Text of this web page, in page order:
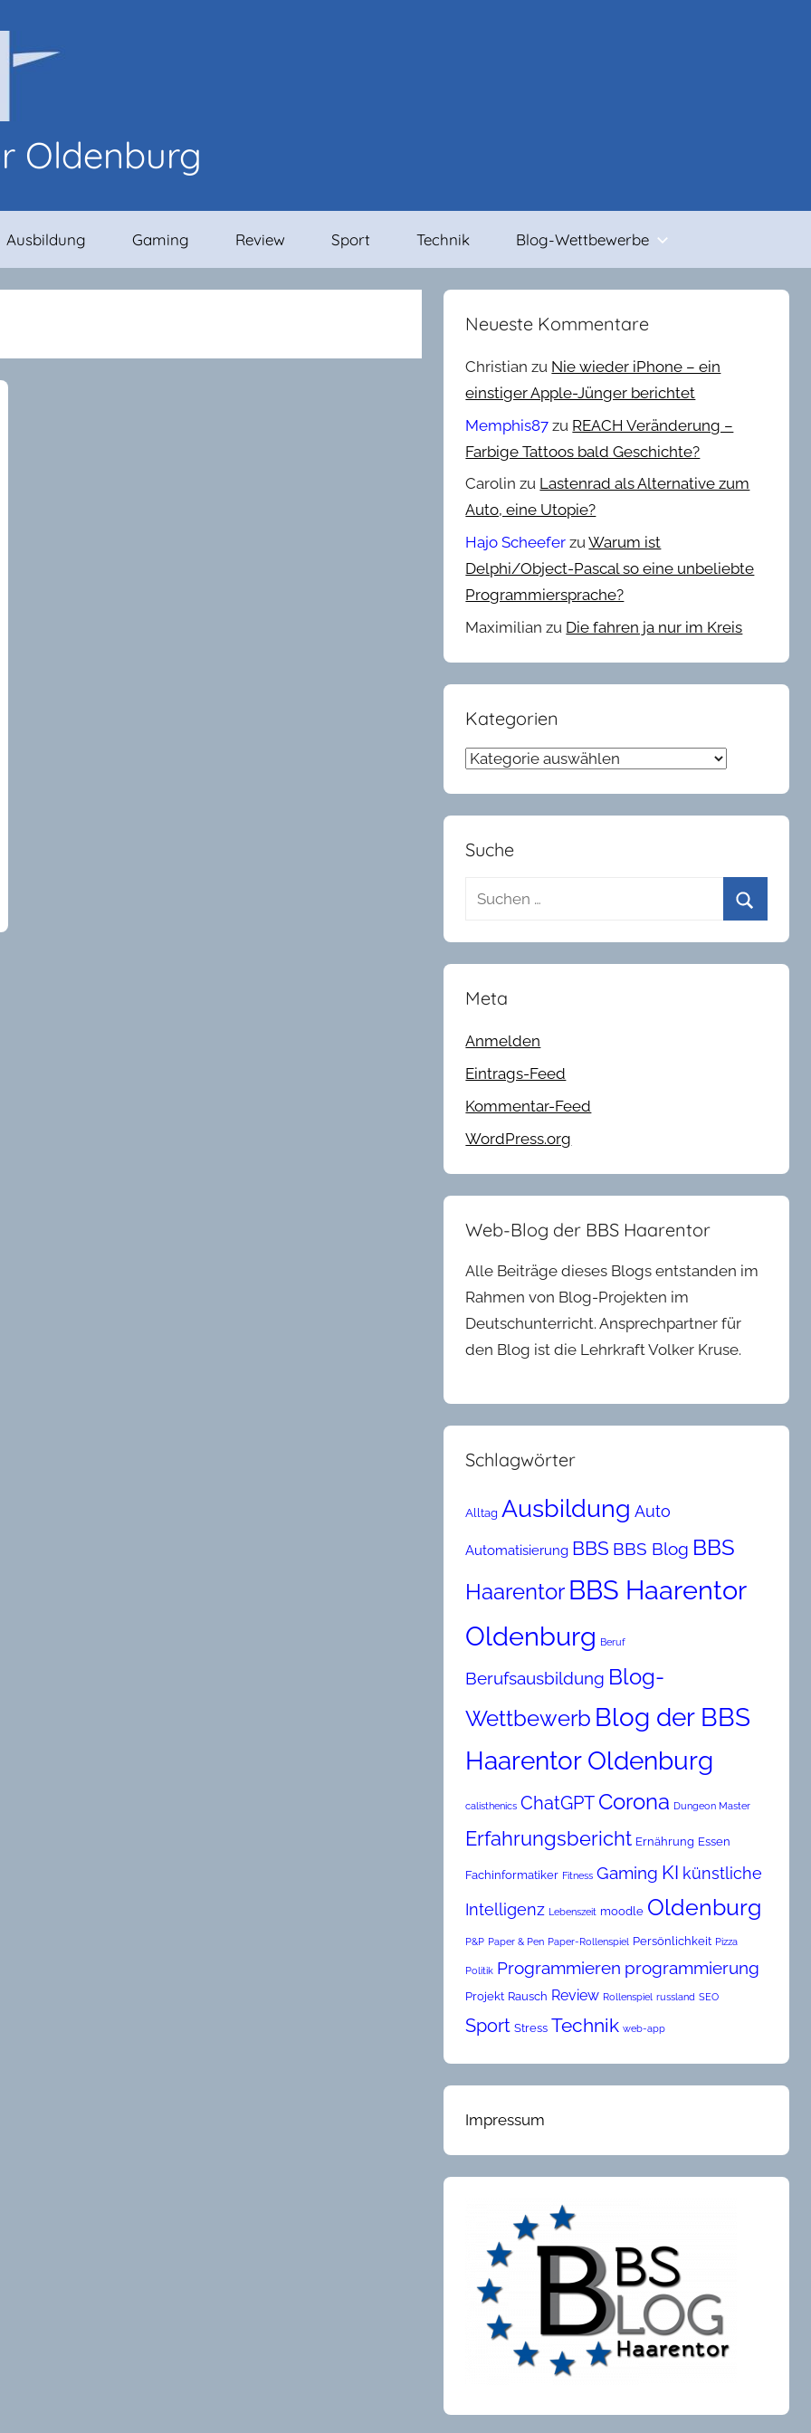
Oldenburg
Ausbildung Gaming Review Sport Technik Blog-Wettbewerbe
Neueste Kommentare
Christian zu Nie wieder iPhone – ein
einstiger Apple-Jünger berichtet
Memphis87 zu REACH Veränderung –
Farbige Tattoos bald Geschichte?
Carolin zu Lastenrad als Alternative zum
Auto, eine Utopie?
Hajo Scheefer zuWarum ist
Delphi/Object-Pascal so eine unbeliebte
Programmiersprache?
Maximilian zu Die fahren ja nur im Kreis
Kategorien
Kategorien
Suche
Suchen
Meta
Anmelden
Eintrags-Feed
Kommentar-Feed
WordPress.org
Web-Blog der BBS Haarentor
Alle Beiträge dieses Blogs entstanden im
Rahmen von Blog-Projekten im
Deutschunterricht. Ansprechpartner für
den Blog ist die Lehrkraft Volker Kruse.
Schlagwörter
Alltag Ausbildung Auto
Automatisierung BBS BBS Blog BBS
Haarentor BBS Haarentor
Oldenburg Beruf
Berufsausbildung Blog-
Wettbewerb Blog der BBS
Haarentor Oldenburg
calisthenics ChatGPT Corona Dungeon Master
Erfahrungsbericht Ernährung Essen
Fachinformatiker Fitness Gaming KI künstliche
Intelligenz Lebenszeit moodle Oldenburg
P&P Paper & Pen Paper-Rollenspiel Persönlichkeit Pizza
Politik Programmieren programmierung
Projekt Rausch Review Rollenspiel russland SEO
Sport Stress Technik web-app
Impressum